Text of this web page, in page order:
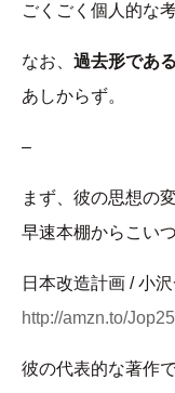
ごくごく個人的な
なお、 過去形であ
あしからず。
–
まず、彼の思想の
早速本棚からこい
日本改造計画 / 小
http://amzn.to/
彼の代表的な著作